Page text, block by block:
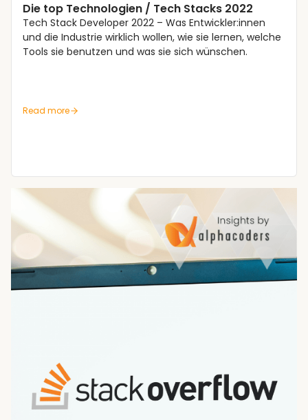
Die top Technologien / Tech Stacks 2022
Tech Stack Developer 2022 – Was Entwickler:innen
und die Industrie wirklich wollen, wie sie lernen, welche
Tools sie benutzen und was sie sich wünschen.
Read more